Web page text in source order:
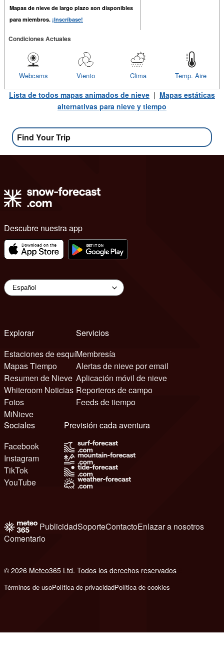
Mapas de nieve de largo plazo son disponibles
para miembros. ¡Inscríbase!
Condiciones Actuales
Temp. Aire
Clima
Viento
Webcams
Lista de todos mapas animados de nieve | Mapas estáticas
alternativas para nieve y tiempo
Find Your Trip
Descubre nuestra app
Explorar
Estaciones de esquí
Mapas Tiempo
Resumen de Nieve
Whiteroom Noticias
Fotos
MiNieve
Servicios
Membresía
Alertas de nieve por email
Aplicación móvil de nieve
Reporteros de campo
Feeds de tiempo
Sociales
Facebook
Instagram
TikTok
YouTube
Previsión cada aventura
PublicidadSoporteContactoEnlazar a nosotros
Comentario
© 2026 Meteo365 Ltd. Todos los derechos reservados
Términos de usoPolítica de privacidadPolítica de cookies